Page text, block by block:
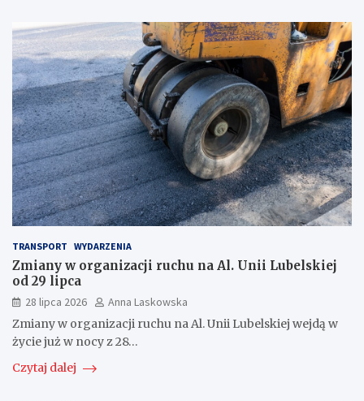
TRANSPORT WYDARZENIA
Zmiany w organizacji ruchu na Al. Unii Lubelskiej
od 29 lipca
28 lipca 2026
Anna Laskowska
Zmiany w organizacji ruchu na Al. Unii Lubelskiej wejdą w
życie już w nocy z 28…
Czytaj dalej